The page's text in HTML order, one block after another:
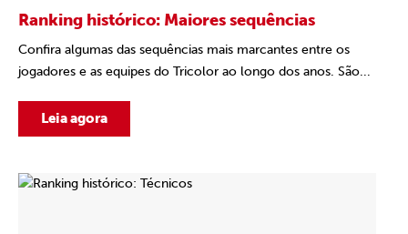
Ranking histórico: Maiores sequências
Confira algumas das sequências mais marcantes entre os
jogadores e as equipes do Tricolor ao longo dos anos. São...
Leia agora